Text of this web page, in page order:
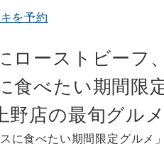
を予約
ローストビーフ
食べたい期間限
野店の最旬グル